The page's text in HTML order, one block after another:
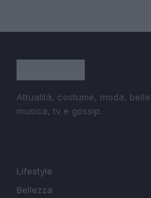
Attualità, costume, moda,
musica, tv e gossip.
Lifestyle
Bellezza